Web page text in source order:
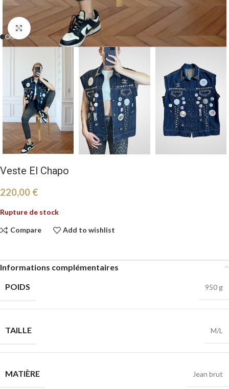
Click to enlarge
Veste El Chapo
220,00 €
Rupture de stock
Compare Add to wishlist
Informations complémentaires
POIDS
950 g
TAILLE M/L
MATIÈRE Jean brut